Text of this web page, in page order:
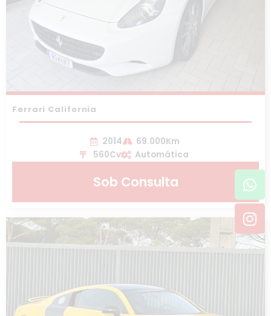
Ferrari California
2014
69.000Km
560Cv
Automática
Sob Consulta